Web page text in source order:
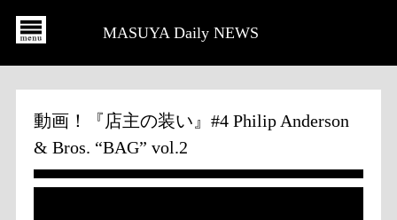
MASUYA Daily NEWS
動画！『店主の装い』#4 Philip Anderson
& Bros. “BAG” vol.2